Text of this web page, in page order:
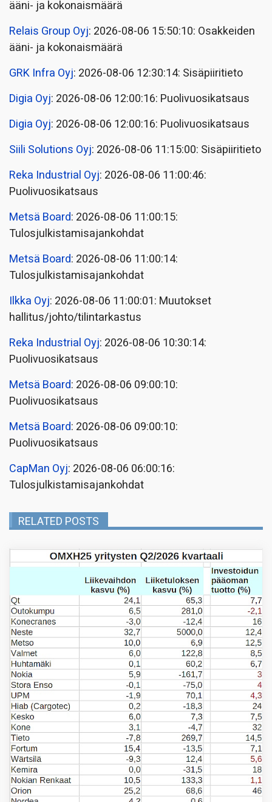
ääni- ja kokonaismäärä
Relais Group Oyj: 2026-08-06 15:50:10: Osakkeiden
ääni- ja kokonaismäärä
GRK Infra Oyj: 2026-08-06 12:30:14: Sisäpiiritieto
Digia Oyj: 2026-08-06 12:00:16: Puolivuosikatsaus
Digia Oyj: 2026-08-06 12:00:16: Puolivuosikatsaus
Siili Solutions Oyj: 2026-08-06 11:15:00: Sisäpiiritieto
Reka Industrial Oyj: 2026-08-06 11:00:46:
Puolivuosikatsaus
Metsä Board: 2026-08-06 11:00:15:
Tulosjulkistamisajankohdat
Metsä Board: 2026-08-06 11:00:14:
Tulosjulkistamisajankohdat
Ilkka Oyj: 2026-08-06 11:00:01: Muutokset
hallitus/johto/tilintarkastus
Reka Industrial Oyj: 2026-08-06 10:30:14:
Puolivuosikatsaus
Metsä Board: 2026-08-06 09:00:10:
Puolivuosikatsaus
Metsä Board: 2026-08-06 09:00:10:
Puolivuosikatsaus
CapMan Oyj: 2026-08-06 06:00:16:
Tulosjulkistamisajankohdat
RELATED POSTS